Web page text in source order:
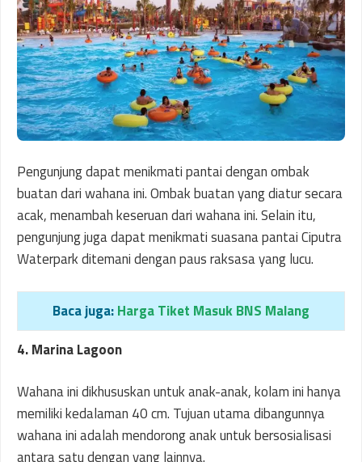
Pengunjung dapat menikmati pantai dengan ombak
buatan dari wahana ini. Ombak buatan yang diatur secara
acak, menambah keseruan dari wahana ini. Selain itu,
pengunjung juga dapat menikmati suasana pantai Ciputra
Waterpark ditemani dengan paus raksasa yang lucu.
Baca juga:Harga Tiket Masuk BNS Malang
4. Marina Lagoon
Wahana ini dikhususkan untuk anak-anak, kolam ini hanya
memiliki kedalaman 40 cm. Tujuan utama dibangunnya
wahana ini adalah mendorong anak untuk bersosialisasi
antara satu dengan yang lainnya.